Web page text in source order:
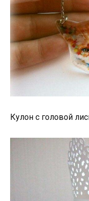
Кулон с головой